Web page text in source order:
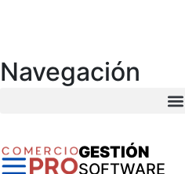
Navegación
GESTIÓN
SOFTWARE